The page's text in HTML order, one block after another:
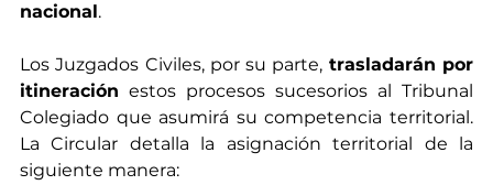
nacional.
Los Juzgados Civiles, por su parte, trasladarán por
itineración estos procesos sucesorios al Tribunal
Colegiado que asumirá su competencia territorial.
La Circular detalla la asignación territorial de la
siguiente manera: